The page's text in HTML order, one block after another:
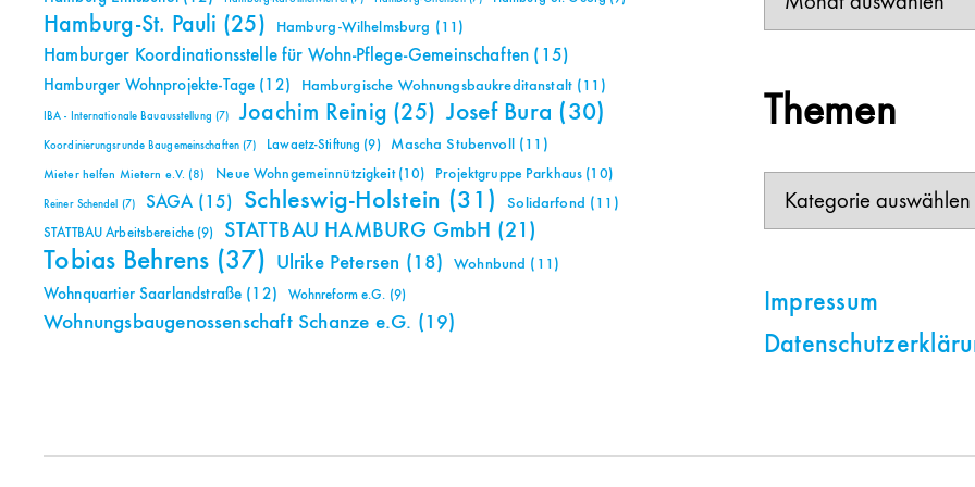
Hamburg-St. Pauli (25) Hamburg-Wilhelmsburg (11)
Hamburger Koordinationsstelle für Wohn-Pflege-Gemeinschaften (15)
Hamburger Wohnprojekte-Tage (12) Hamburgische Wohnungsbaukreditanstalt (11)
IBA - Internationale Bauausstellung (7) Joachim Reinig (25) Josef Bura (30)
Koordinierungsrunde Baugemeinschaften(7) Lawaetz-Stiftung (9) Mascha Stubenvoll (11)
Mieter helfen Mietern e.V. (8) Neue Wohngemeinnützigkeit(10) Projektgruppe Parkhaus (10)
Reiner Schendel (7) SAGA (15) Schleswig-Holstein (31) Solidarfond (11)
STATTBAU Arbeitsbereiche (9) STATTBAU HAMBURG GmbH (21)
Tobias Behrens (37) Ulrike Petersen (18) Wohnbund (11)
Wohnquartier Saarlandstraße (12) Wohnreform e.G. (9)
Wohnungsbaugenossenschaft Schanze e.G. (19)
Themen
Impressum